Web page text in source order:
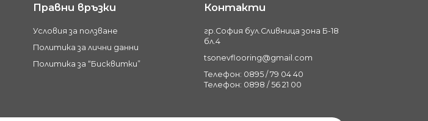
Правни връзки
Условия за ползване
Политика за лични данни
Политика за “Бисквитки”
Контакти
гр.София бул.Сливница зона Б-18
бл.4
tsonevflooring@gmail.com
Телефон: 0895 / 79 04 40
Телефон: 0898 / 56 21 00